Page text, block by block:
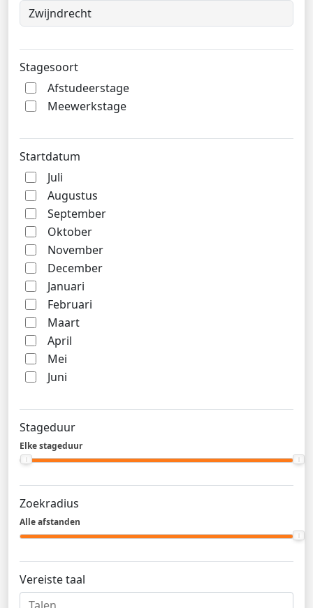
Stagesoort
Afstudeerstage
Meewerkstage
Startdatum
Juli
Augustus
September
Oktober
November
December
Januari
Februari
Maart
April
Mei
Juni
Stageduur
Elke stageduur
Zoekradius
Alle afstanden
Vereiste taal